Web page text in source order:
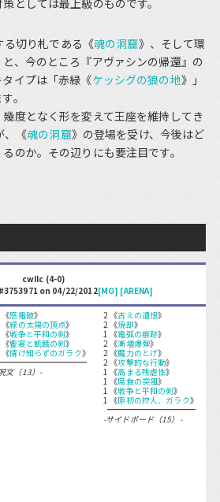
としては最上級のものです。
切り札である《魂の洞窟》、そして環
と、今のところ『アヴァシンの帰還』の
イプは「赤緑《ケッシグの狼の地》」
。
度となく形を変えて王座を維持してき
、《魂の洞窟》の登場を受け、今後はど
のか。その辺りにも要注目です。
cwllc (4-0)
on 04/22/2012[MO] [ARENA]
《感電破》
《緑の太陽の頂点》
《戦争と平和の剣》
《饗宴と飢餓の剣》
《情け知らずのガラク》
文（13）-
2 《古えの遺恨》
2 《焼却》
1 《電弧の痕跡》
2 《漸増爆弾》
2 《魔力のとげ》
2 《攻撃的な行動》
1 《高まる残虐性》
1 《腐食の突風》
1 《戦争と平和の剣》
1 《原初の狩人、ガラク》
-サイドボード（15）-